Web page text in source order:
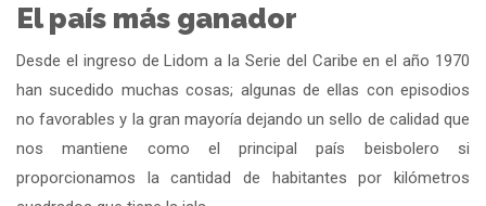
El país más ganador
Desde el ingreso de Lidom a la Serie del Caribe en el año 1970
han sucedido muchas cosas; algunas de ellas con episodios
no favorables y la gran mayoría dejando un sello de calidad que
nos mantiene como el principal país beisbolero si
proporcionamos la cantidad de habitantes por kilómetros